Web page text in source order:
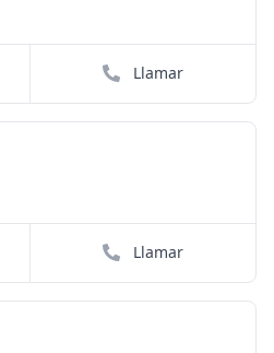
Llamar
Llamar